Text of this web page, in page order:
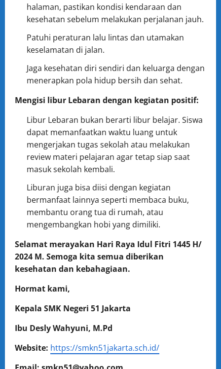
halaman, pastikan kondisi kendaraan dan
kesehatan sebelum melakukan perjalanan jauh.
Patuhi peraturan lalu lintas dan utamakan
keselamatan di jalan.
Jaga kesehatan diri sendiri dan keluarga dengan
menerapkan pola hidup bersih dan sehat.
Mengisi libur Lebaran dengan kegiatan positif:
Libur Lebaran bukan berarti libur belajar. Siswa
dapat memanfaatkan waktu luang untuk
mengerjakan tugas sekolah atau melakukan
review materi pelajaran agar tetap siap saat
masuk sekolah kembali.
Liburan juga bisa diisi dengan kegiatan
bermanfaat lainnya seperti membaca buku,
membantu orang tua di rumah, atau
mengembangkan hobi yang dimiliki.
Selamat merayakan Hari Raya Idul Fitri 1445 H/
2024 M. Semoga kita semua diberikan
kesehatan dan kebahagiaan.
Hormat kami,
Kepala SMK Negeri 51 Jakarta
Ibu Desly Wahyuni, M.Pd
Website: https://smkn51jakarta.sch.id/